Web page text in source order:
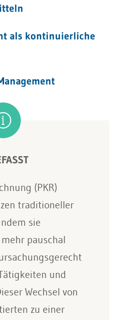
als kontinuierliche
(PKR)
traditioneller
sie
pauschal
und
Wechsel von
zu einer